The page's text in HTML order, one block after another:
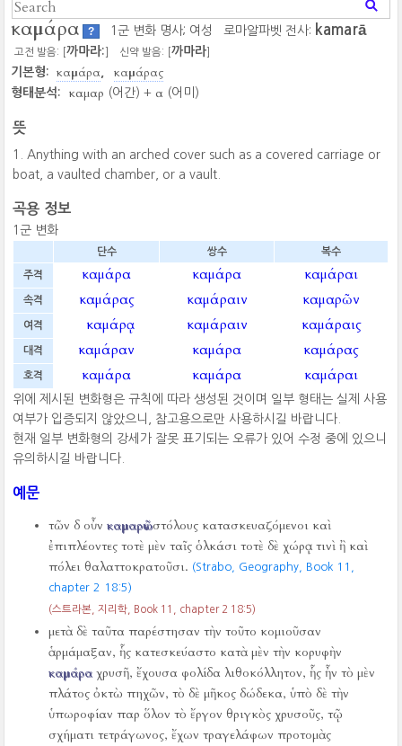
καμάρα ? 1군 변화 명사; 여성 로마알파벳 전사: kamarā
고전 발음: [까마라: 신약 발음: [까마라
기본형: καμάρα καμάρας
형태분석: καμαρ (어간) + α (어미)
뜻
Anything with an arched cover such as a covered carriage or
boat, a vaulted chamber, or a vault.
곡용 정보
1군 변화
단수 쌍수 복수
주격 καμάρα καμάρα καμάραι
속격 καμάρας καμάραιν καμαρῶν
여격 καμάρᾳ καμάραιν καμάραις
대격 καμάραν καμάρα καμάρας
호격 καμάρα καμάρα καμάραι
위에 제시된 변화형은 규칙에 따라 생성된 것이며 일부 형태는 실제 사용
여부가 입증되지 않았으니, 참고용으로만 사용하시길 바랍니다.
현재 일부 변화형의 강세가 잘못 표기되는 오류가 있어 수정 중에 있으니
유의하시길 바랍니다.
예문
τῶν δ οὖνκαμαρῶνστόλους κατασκευαζόμενοι καὶ
ἐπιπλέοντες τοτὲ μὲν ταῖς ὁλκάσι τοτὲ δὲ χώρᾳ τινὶ ἢ καὶ
πόλει θαλαττοκρατοῦσι. (Strabo, Geography, Book 11,
chapter 2 18:5)
(스트라본, 지리학, Book 11, chapter 2 18:5)
μετὰ δὲ ταῦτα παρέστησαν τὴν τοῦτο κομιοῦσαν
ἁρμάμαξαν, ἧς κατεσκεύαστο κατὰ μὲν τὴν κορυφὴν
καμάρα χρυσῆ, ἔχουσα φολίδα λιθοκόλλητον, ἧς ἦν τὸ μὲν
πλάτος ὀκτὼ πηχῶν, τὸ δὲ μῆκος δώδεκα, ὑπὸ δὲ τὴν
ὑπωροφίαν παρ ὅλον τὸ ἔργον θριγκὸς χρυσοῦς, τῷ
σχήματι τετράγωνος, ἔχων τραγελάφων προτομὰς